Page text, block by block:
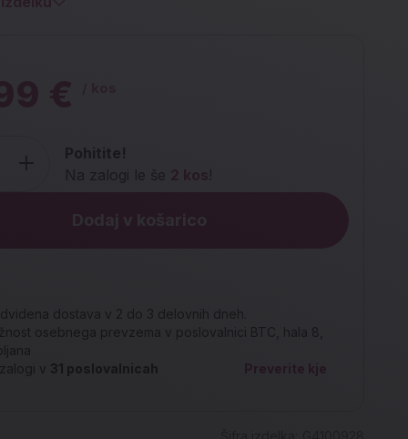
€
Pohitite!
Na zalogi le še
2 kos!
Dodaj v košarico
dostava v 2 do 3 delovnih dneh.
osebnega prevzema v poslovalnici BTC, hala 8,
zalogi v
31 poslovalnicah Preverite kje